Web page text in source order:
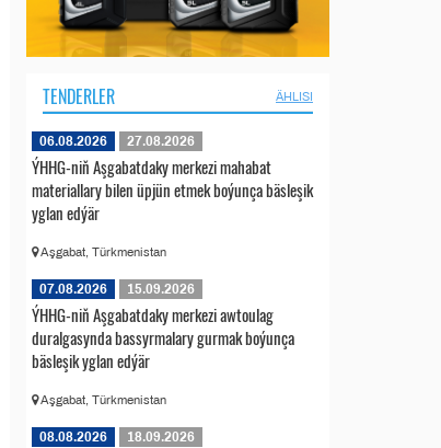
TENDERLER ÄHLISI
06.08.2026 27.08.2026
ÝHHG-niň Aşgabatdaky merkezi mahabat
materiallary bilen üpjün etmek boýunça bäsleşik
yglan edýär
Aşgabat, Türkmenistan
07.08.2026 15.09.2026
ÝHHG-niň Aşgabatdaky merkezi awtoulag
duralgasynda bassyrmalary gurmak boýunça
bäsleşik yglan edýär
Aşgabat, Türkmenistan
08.08.2026 18.09.2026